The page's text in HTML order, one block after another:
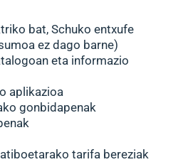
bat, Schuko entxufe
ez dago barne)
eta informazio
aplikazioa
gonbidapenak
tarifa bereziak